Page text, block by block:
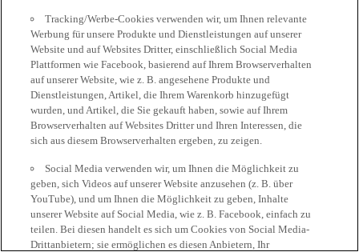
Tracking/Werbe-Cookies verwenden wir, um Ihnen relevante
Werbung für unsere Produkte und Dienstleistungen auf unserer
Website und auf Websites Dritter, einschließlich Social Media
Plattformen wie Facebook, basierend auf Ihrem Browserverhalten
auf unserer Website, wie z. B. angesehene Produkte und
Dienstleistungen, Artikel, die Ihrem Warenkorb hinzugefügt
wurden, und Artikel, die Sie gekauft haben, sowie auf Ihrem
Browserverhalten auf Websites Dritter und Ihren Interessen, die
sich aus diesem Browserverhalten ergeben, zu zeigen.
Social Media verwenden wir, um Ihnen die Möglichkeit zu
geben, sich Videos auf unserer Website anzusehen (z. B. über
YouTube), und um Ihnen die Möglichkeit zu geben, Inhalte
unserer Website auf Social Media, wie z. B. Facebook, einfach zu
teilen. Bei diesen handelt es sich um Cookies von Social Media-
Drittanbietern; sie ermöglichen es diesen Anbietern, Ihr